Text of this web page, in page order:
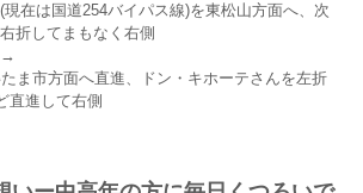
在は国道254バイパス線)を東松山方面へ、次
折してまもなく右側
→
ま市方面へ直進、ドン・キホーテさんを左折
直進して右側